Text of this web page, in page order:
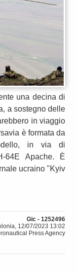
una decina di
a sostegno delle
in viaggio
è formata da
in via di
64E Apache. È
ucraino "Kyiv
Gic - 1252496
12/07/2023 13:02
Press Agency